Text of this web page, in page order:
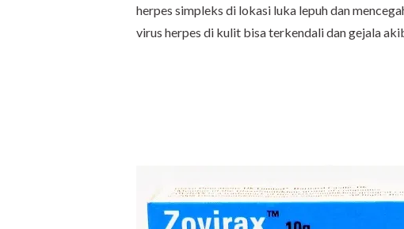
herpes simpleks di lokasi luka lepuh dan
virus herpes di kulit bisa terkendali dan gejala